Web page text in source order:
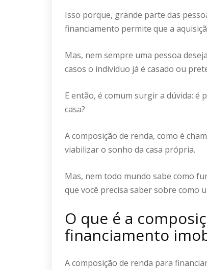
Isso porque, grande parte das
financiamento permite que a
Mas, nem sempre uma pessoa
casos o indivíduo já é casado ou
E então, é comum surgir a dúvida: é
casa?
A composição de renda, como é
viabilizar o sonho da casa própria.
Mas, nem todo mundo sabe como
que você precisa saber sobre como
O que é a
financiamento
A composição de renda para